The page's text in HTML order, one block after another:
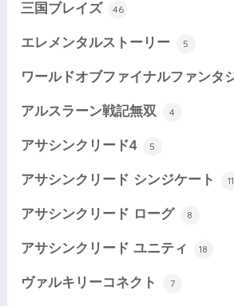
三国ブレイズ 46
エレメンタルストーリー 5
ワールドオブファイナルファンタ
アルスラーン戦記無双 4
アサシンクリード4 5
アサシンクリード シンジケート 11
アサシンクリード ローグ 8
アサシンクリード ユニティ 18
ヴァルキリーコネクト 7